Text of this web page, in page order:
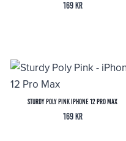
169 kr
Sturdy Poly Pink iPhone 12 Pro Max
169 kr